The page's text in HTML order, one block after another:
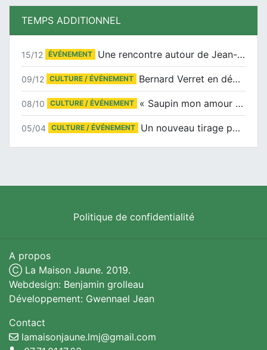
TEMPS ADDITIONNEL
15/12 ÉVÉNEMENT Une rencontre autour de Jean-Claude Suaudeau
09/12 CULTURE / ÉVÉNEMENT Bernard Verret en dédicaces le samedi 13 décembre à l’Espace Culturel Atlantis
08/10 CULTURE / ÉVÉNEMENT « Saupin mon amour » au salon du livre de Trentemoult
05/04 CULTURE / ÉVÉNEMENT Un nouveau tirage pour le Docu-BD
Politique de confidentialité
A propos
Ⓒ La Maison Jaune. 2019.
Webdesign: Benjamin grolleau
Développement: Gwennael Jean
Contact
lamaisonjaune.lmj@gmail.com